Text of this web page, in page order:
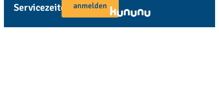
Servicezeiten
anmelden